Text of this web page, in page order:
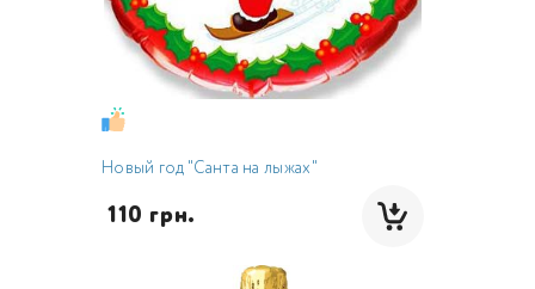
Новый год "Санта на лыжах"
110 грн.